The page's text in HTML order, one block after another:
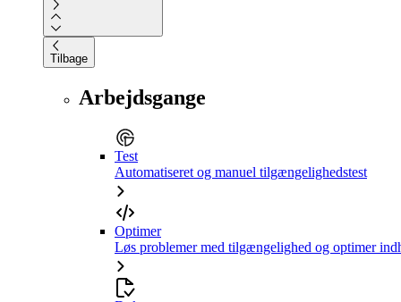
Tilbage
Arbejdsgange
Test
Automatiseret og manuel tilgængelighedstest
Optimer
Løs problemer med tilgængelighed og optimer